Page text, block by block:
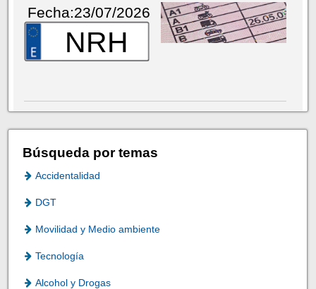
Fecha:23/07/2026
NRH
Búsqueda por temas
Accidentalidad
DGT
Movilidad y Medio ambiente
Tecnología
Alcohol y Drogas